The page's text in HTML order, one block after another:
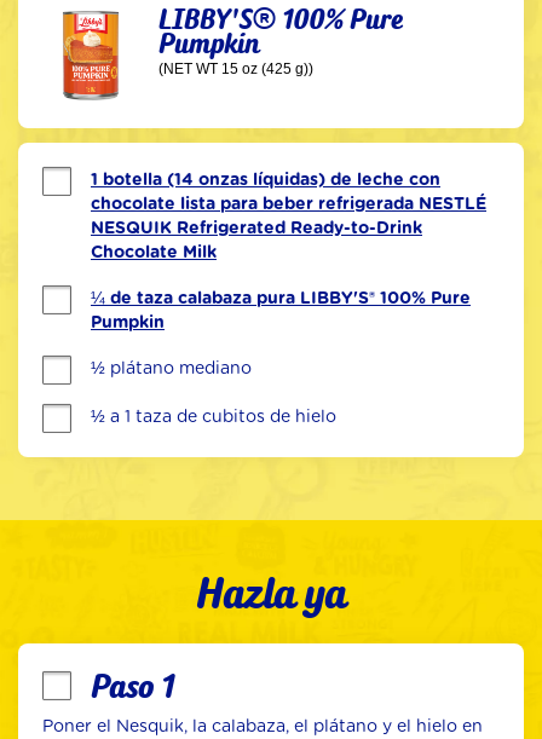
LIBBY'S® 100% Pure
Pumpkin
(NET WT 15 oz (425 g))
1 botella (14 onzas líquidas) de leche con
chocolate lista para beber refrigerada NESTLÉ
NESQUIK Refrigerated Ready-to-Drink
Chocolate Milk
¼ de taza calabaza pura LIBBY'S® 100% Pure
Pumpkin
½ plátano mediano
½ a 1 taza de cubitos de hielo
Hazla ya
Paso 1
Poner el Nesquik, la calabaza, el plátano y el hielo en